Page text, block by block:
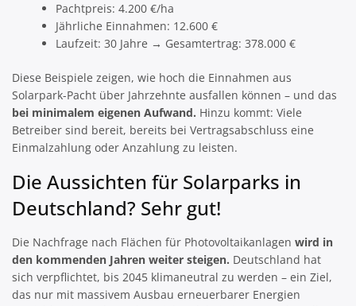
Pachtpreis: 4.200 €/ha
Jährliche Einnahmen: 12.600 €
Laufzeit: 30 Jahre → Gesamtertrag: 378.000 €
Diese Beispiele zeigen, wie hoch die Einnahmen aus
Solarpark-Pacht über Jahrzehnte ausfallen können – und das
bei minimalem eigenen Aufwand. Hinzu kommt: Viele
Betreiber sind bereit, bereits bei Vertragsabschluss eine
Einmalzahlung oder Anzahlung zu leisten.
Die Aussichten für Solarparks in
Deutschland? Sehr gut!
Die Nachfrage nach Flächen für Photovoltaikanlagen wird in
den kommenden Jahren weiter steigen. Deutschland hat
sich verpflichtet, bis 2045 klimaneutral zu werden – ein Ziel,
das nur mit massivem Ausbau erneuerbarer Energien